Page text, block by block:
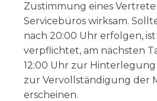
Zustimmung eines
Servicebüros wirksam.
nach 20:00 Uhr erfolgen,
verpflichtet, am nächsten
12:00 Uhr zur
zur Vervollständigung der
erscheinen.